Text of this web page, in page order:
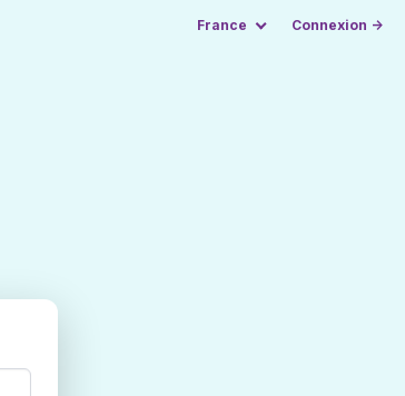
France Connexion →